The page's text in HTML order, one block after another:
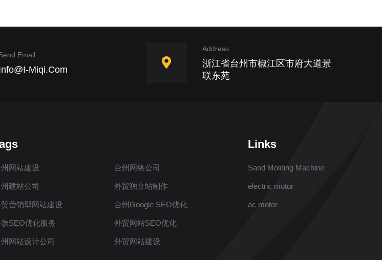
Email
Miqi.com
Address
浙江省台州市椒江区市府大道景
联东苑
网站建设 台州网络公司
建站公司 外贸独立站制作
营销型网站建设 台州Google SEO优化
歌SEO优化服务 外贸网站SEO优化
网站设计公司 外贸网站建设
Links
Sand Molding Machine
electric motor
ac motor